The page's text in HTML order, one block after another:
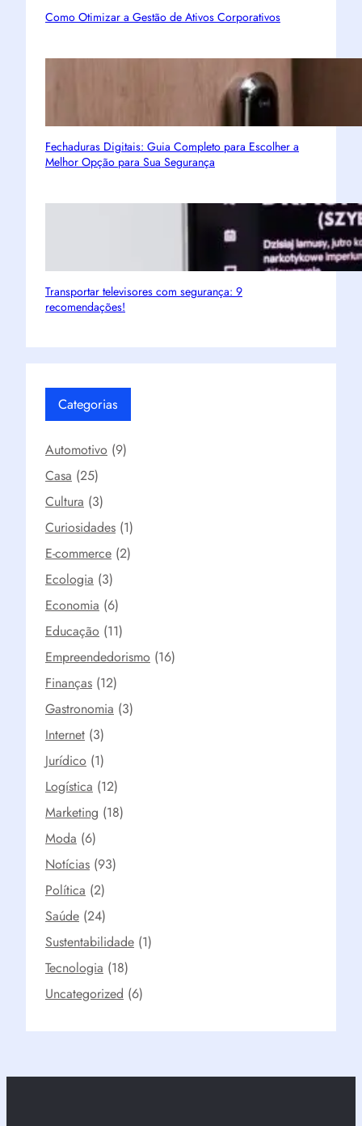
Como Otimizar a Gestão de Ativos Corporativos
Fechaduras Digitais: Guia Completo para Escolher a
Melhor Opção para Sua Segurança
Transportar televisores com segurança: 9
recomendações!
Categorias
Automotivo (9)
Casa (25)
Cultura (3)
Curiosidades (1)
E-commerce (2)
Ecologia (3)
Economia (6)
Educação (11)
Empreendedorismo (16)
Finanças (12)
Gastronomia (3)
Internet (3)
Jurídico (1)
Logística (12)
Marketing (18)
Moda (6)
Notícias (93)
Política (2)
Saúde (24)
Sustentabilidade (1)
Tecnologia (18)
Uncategorized (6)